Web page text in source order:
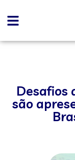
Desafios
são